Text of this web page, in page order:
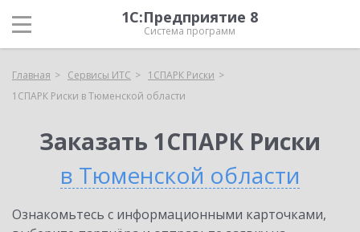
1С:Предприятие 8
Система программ
Главная Сервисы ИТС
1СПАРК Риски
1СПАРК Риски в Тюменской области
Заказать 1СПАРК Риски
в Тюменской области
Ознакомьтесь с информационными карточками,